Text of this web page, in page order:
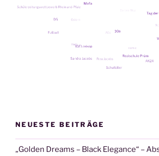
NEUESTE BEITRÄGE
„Golden Dreams – Black Elegance“ –